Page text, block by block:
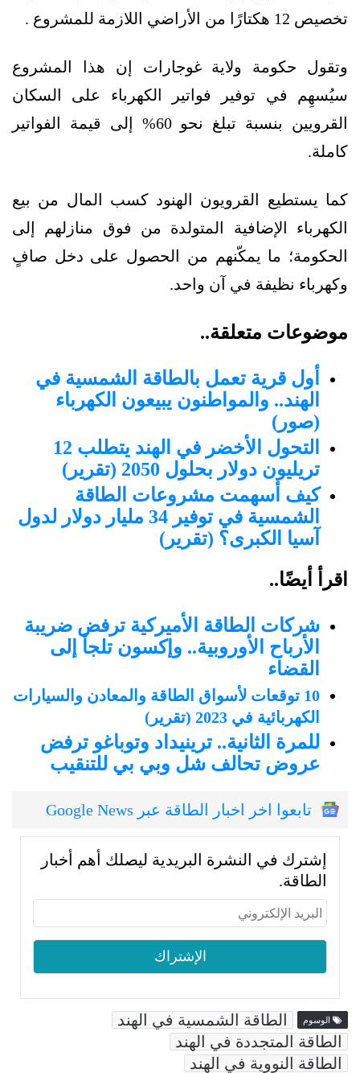
تخصيص 12 هكتارًا من الأراضي اللازمة للمشروع .
وتقول حكومة ولاية غوجارات إن هذا المشروع
سيُسهِم في توفير فواتير الكهرباء على السكان
القرويين بنسبة تبلغ نحو 60% إلى قيمة الفواتير
كاملة.
كما يستطيع القرويون الهنود كسب المال من بيع
الكهرباء الإضافية المتولدة من فوق منازلهم إلى
الحكومة؛ ما يمكّنهم من الحصول على دخل صافٍ
وكهرباء نظيفة في آن واحد.
موضوعات متعلقة..
أول قرية تعمل بالطاقة الشمسية في
الهند.. والمواطنون يبيعون الكهرباء
(صور)
التحول الأخضر في الهند يتطلب 12
تريليون دولار بحلول 2050 (تقرير)
كيف أسهمت مشروعات الطاقة
الشمسية في توفير 34 مليار دولار لدول
آسيا الكبرى؟ (تقرير)
اقرأ أيضًا..
شركات الطاقة الأميركية ترفض ضريبة
الأرباح الأوروبية.. وإكسون تلجأ إلى
القضاء
10 توقعات لأسواق الطاقة والمعادن والسيارات
الكهربائية في 2023 (تقرير)
للمرة الثانية.. ترينيداد وتوباغو ترفض
عروض تحالف شل وبي بي للتنقيب
تابعوا اخر اخبار الطاقة عبر Google News
إشترك في النشرة البريدية ليصلك أهم أخبار
الطاقة.
الوسوم
الطاقة الشمسية في الهند
الطاقة المتجددة في الهند
الطاقة النووية في الهند